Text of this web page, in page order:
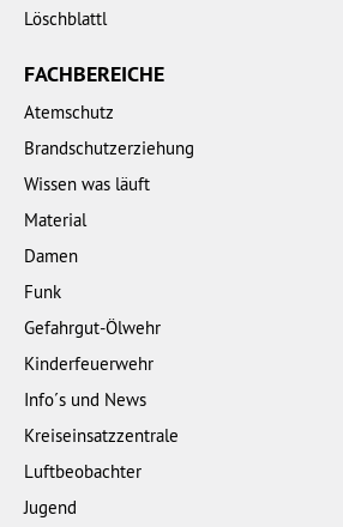
Löschblattl
FACHBEREICHE
Atemschutz
Brandschutzerziehung
Wissen was läuft
Material
Damen
Funk
Gefahrgut-Ölwehr
Kinderfeuerwehr
Info´s und News
Kreiseinsatzzentrale
Luftbeobachter
Jugend